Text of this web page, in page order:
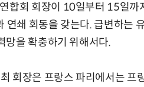
합회 회장이 10일부터 15일까
연쇄 회동을 갖는다. 급변하는
망을 확충하기 위해서다.
회장은 프랑스 파리에서는